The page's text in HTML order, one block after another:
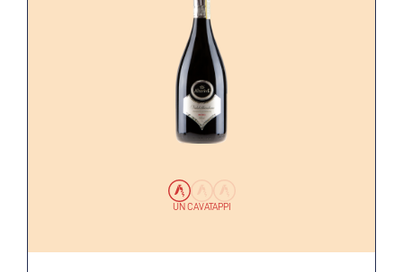
UN CAVATAPPI